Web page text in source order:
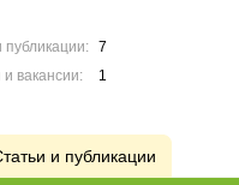
публикации:
7
вакансии:
1
и публикации